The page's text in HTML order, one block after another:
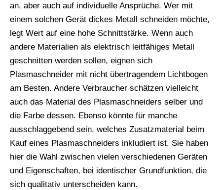
an, aber auch auf individuelle Ansprüche. Wer mit
einem solchen Gerät dickes Metall schneiden möchte,
legt Wert auf eine hohe Schnittstärke. Wenn auch
andere Materialien als elektrisch leitfähiges Metall
geschnitten werden sollen, eignen sich
Plasmaschneider mit nicht übertragendem Lichtbogen
am Besten. Andere Verbraucher schätzen vielleicht
auch das Material des Plasmaschneiders selber und
die Farbe dessen. Ebenso könnte für manche
ausschlaggebend sein, welches Zusatzmaterial beim
Kauf eines Plasmaschneiders inkludiert ist. Sie haben
hier die Wahl zwischen vielen verschiedenen Geräten
und Eigenschaften, bei identischer Grundfunktion, die
sich qualitativ unterscheiden kann.